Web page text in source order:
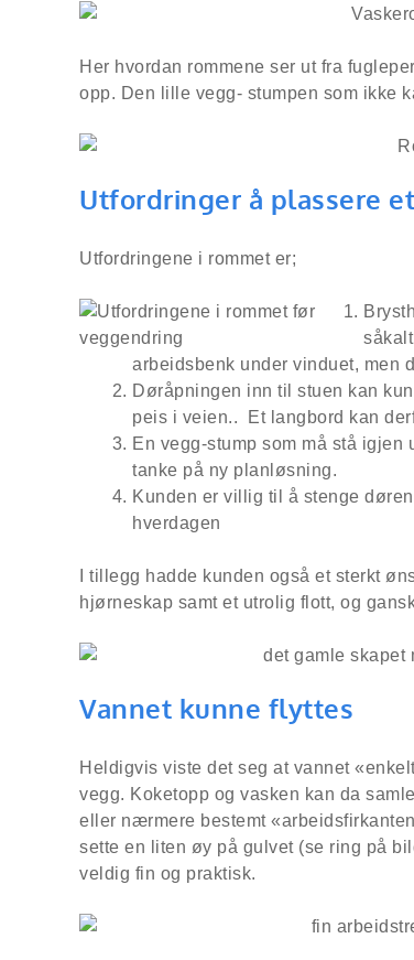
Her hvordan rommene ser ut fra
opp. Den lille vegg- stumpen som ikke
Utfordringer å plassere
Utfordringene i rommet er;
arbeidsbenk under vinduet, men
Døråpningen inn til stuen kan
peis i veien.. Et langbord kan
En vegg-stump som må stå igjen
tanke på ny planløsning.
Kunden er villig til å stenge
hverdagen
I tillegg hadde kunden også et sterkt
hjørneskap samt et utrolig flott, og
Vannet kunne flyttes
Heldigvis viste det seg at vannet
vegg. Koketopp og vasken kan da
eller nærmere bestemt
sette en liten øy på gulvet (se ring på
veldig fin og praktisk.